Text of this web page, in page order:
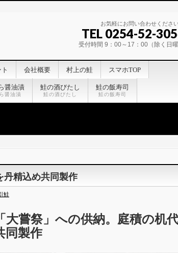
お気軽にお問い合わせください
TEL 0254-52-
受付時間 9：00～17：00（除く日曜
会社概要 村上の鮭 スマホTOP
醤油漬
醤油漬
鮭の酒びたし
鮭の酒びたし
鮭の飯寿司
鮭の飯寿司
丹精込め共同製作
鮭
大嘗祭」への供納。庭積の机
同製作